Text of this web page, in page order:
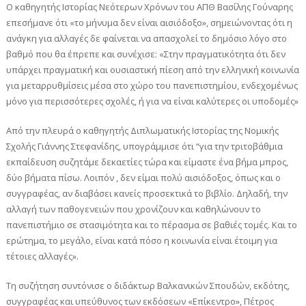
Ο καθηγητής Ιστορίας Νεότερων Χρόνων του ΑΠΘ Βασίλης Γούναρης
επεσήμανε ότι «το μήνυμα δεν είναι αισιόδοξο», σημειώνοντας ότι η
ανάγκη για αλλαγές δε φαίνεται να απασχολεί το δημόσιο λόγο στο
βαθμό που θα έπρεπε και συνέχισε: «Στην πραγματικότητα ότι δεν
υπάρχει πραγματική και ουσιαστική πίεση από την ελληνική κοινωνία
για μεταρρυθμίσεις μέσα στο χώρο του πανεπιστημίου, ενδεχομένως
μόνο για περισσότερες σχολές, ή για να είναι καλύτερες οι υποδομές»
Από την πλευρά ο καθηγητής Διπλωματικής Ιστορίας της Νομικής
Σχολής Γιάννης Στεφανίδης, υπογράμμισε ότι “για την τριτοβάθμια
εκπαίδευση συζητάμε δεκαετίες τώρα και είμαστε ένα βήμα μπρος,
δύο βήματα πίσω. Λοιπόν , δεν είμαι πολύ αισιόδοξος, όπως και ο
συγγραφέας, αν διαβάσει κανείς προσεκτικά το βιβλίο. Δηλαδή, την
αλλαγή των παθογενειών που χρονίζουν και καθηλώνουν το
πανεπιστήμιο σε στασιμότητα και το πέρασμα σε βαθιές τομές. Και το
ερώτημα, το μεγάλο, είναι κατά πόσο η κοινωνία είναι έτοιμη για
τέτοιες αλλαγές».
Τη συζήτηση συντόνισε ο διδάκτωρ Βαλκανικών Σπουδών, εκδότης,
συγγραφέας και υπεύθυνος των εκδόσεων «Επίκεντρο», Πέτρος